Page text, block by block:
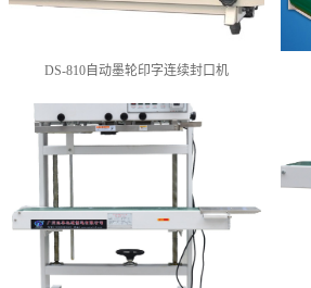
DS-810自动墨轮印字连续封口机